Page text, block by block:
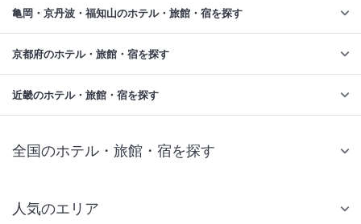
亀岡・京丹波・福知山のホテル・旅館・宿を探す
京都府のホテル・旅館・宿を探す
近畿のホテル・旅館・宿を探す
全国のホテル・旅館・宿を探す
人気のエリア